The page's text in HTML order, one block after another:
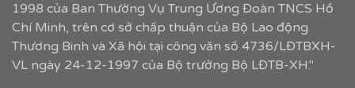
1998 của Ban Thường Vụ Trung Ương Đoàn TNCS Hồ
Chí Minh, trên cơ sở chấp thuận của Bộ Lao động
Thương Binh và Xã hội tại công văn số 4736/LĐTBXH-
VL ngày 24-12-1997 của Bộ trưởng Bộ LĐTB-XH."